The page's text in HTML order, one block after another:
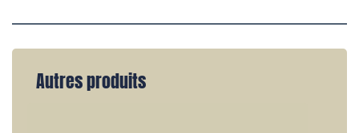
Autres produits